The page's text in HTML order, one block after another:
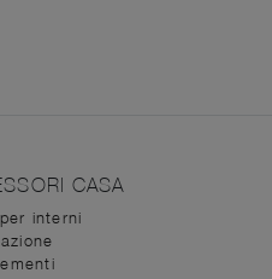
CASA
interni